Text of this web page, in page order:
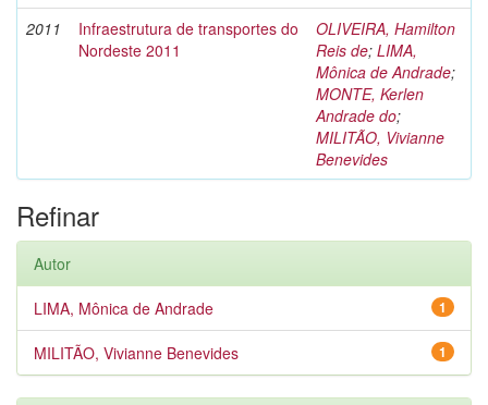
2011
Infraestrutura de transportes do
Nordeste 2011
OLIVEIRA, Hamilton
Reis de; LIMA,
Mônica de Andrade;
MONTE, Kerlen
Andrade do;
MILITÃO, Vivianne
Benevides
Refinar
Autor
1
LIMA, Mônica de Andrade
1
MILITÃO, Vivianne Benevides